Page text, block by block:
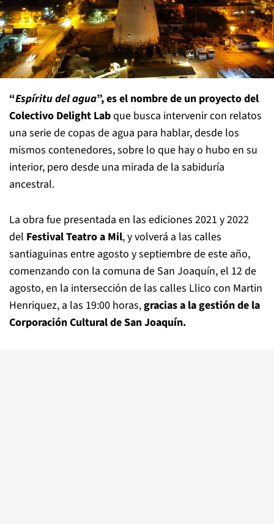
“Espíritu del agua”, es el nombre de un proyecto del
Colectivo Delight Labque busca intervenir con relatos
una serie de copas de agua para hablar, desde los
mismos contenedores, sobre lo que hay o hubo en su
interior, pero desde una mirada de la sabiduría
ancestral.
La obra fue presentada en las ediciones 2021 y 2022
del Festival Teatro a Mil, y volverá a las calles
santiaguinas entre agosto y septiembre de este año,
comenzando con la comuna de San Joaquín, el 12 de
agosto, en la intersección de las calles Llico con Martin
Henriquez, a las 19:00 horas, gracias a la gestión de la
Corporación Cultural de San Joaquín.